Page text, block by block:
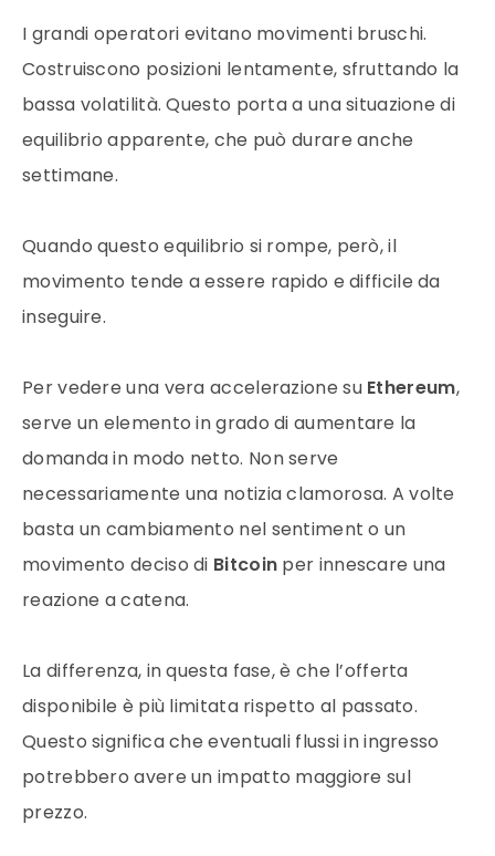
I grandi operatori evitano movimenti bruschi.
Costruiscono posizioni lentamente, sfruttando la
bassa volatilità. Questo porta a una situazione di
equilibrio apparente, che può durare anche
settimane.
Quando questo equilibrio si rompe, però, il
movimento tende a essere rapido e difficile da
inseguire.
Per vedere una vera accelerazione su Ethereum,
serve un elemento in grado di aumentare la
domanda in modo netto. Non serve
necessariamente una notizia clamorosa. A volte
basta un cambiamento nel sentiment o un
movimento deciso di Bitcoin per innescare una
reazione a catena.
La differenza, in questa fase, è che l’offerta
disponibile è più limitata rispetto al passato.
Questo significa che eventuali flussi in ingresso
potrebbero avere un impatto maggiore sul
prezzo.